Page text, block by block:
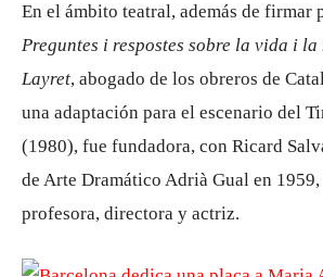
En el ámbito teatral, además de firmar
Preguntes i respostes sobre la vida i
Layret, abogado de los obreros de
una adaptación para el escenario del
(1980), fue fundadora, con Ricard
de Arte Dramático Adrià Gual en
profesora, directora y actriz.